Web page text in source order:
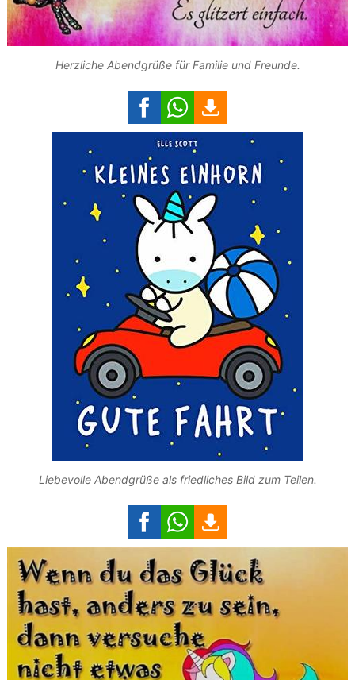
Herzliche Abendgrüße für Familie und Freunde.
Liebevolle Abendgrüße als friedliches Bild zum Teilen.